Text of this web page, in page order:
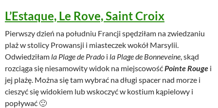
L’Estaque, Le Rove, Saint Croix
Pierwszy dzień na południu Francji spędziłam na zwiedzaniu
plaż w stolicy Prowansji i miasteczek wokół Marsylii.
Odwiedziłam la Plage de Prado i la Plage de Bonneveine, skąd
rozciąga się niesamowity widok na miejscowośćPointe Rouge i
jej plażę. Można się tam wybrać na długi spacer nad morze i
cieszyć się widokiem lub wskoczyć w kostium kąpielowy i
popływać 🙂